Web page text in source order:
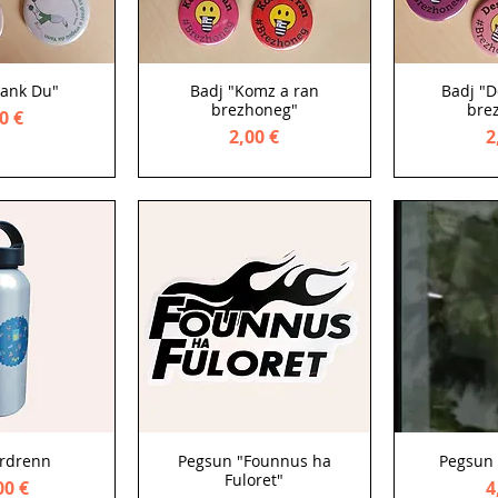
Du"
€
Badj "Komz a ran
brezhoneg"
Price
2,00 €
Badj
€
Pegsun "Founnus ha
Fuloret"